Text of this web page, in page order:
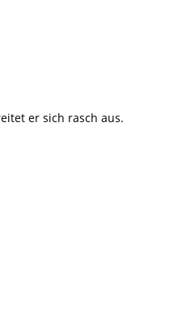
er sich rasch aus.